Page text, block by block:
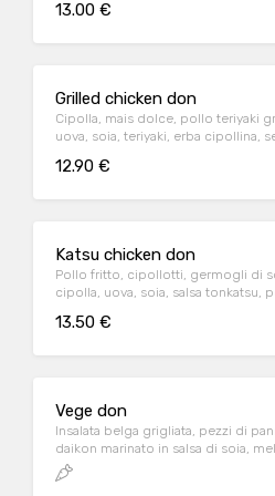
13.00 €
Grilled chicken don
Cipolla, mais dolce, pollo teriyaki
uova, soia, teriyaki, erba cipollina,
12.90 €
Katsu chicken don
Pollo fritto, cipollotti, germogli di
cipolla, uova, soia, salsa tonkatsu,
13.50 €
Vege don
Insalata belga grigliata, pezzi di
daikon marinato in salsa di soia,
chips di radice di loto, 2pz tofu
salsa tonkatsu, erba cipollina